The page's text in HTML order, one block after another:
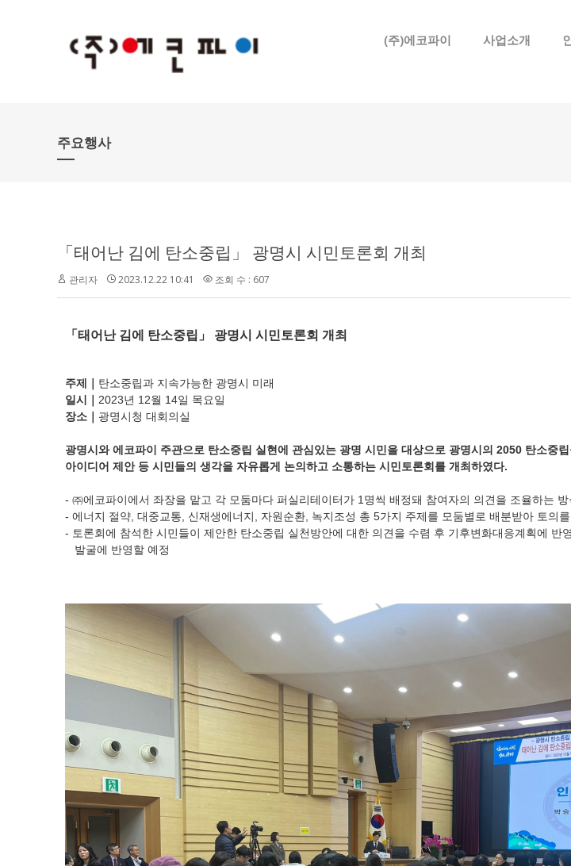
(주)에코파이 사업소개
주요행사
「태어난 김에 탄소중립」 광명시 시민토론회 개최
관리자 2023.12.22 10:41 조회 수 : 607
「태어난 김에 탄소중립」 광명시 시민토론회 개최
주제
탄소중립과 지속가능한 광명시 미래
일시
2023년 12월 14일 목요일
장소
광명시청 대회의실
광명시와 에코파이 주관으로 탄소중립 실현에 관심있는 광명 시민을 대상으로 광명시의 2050 탄소중
아이디어 제안 등 시민들의 생각을 자유롭게 논의하고 소통하는 시민토론회를 개최하였다.
- ㈜에코파이에서 좌장을 맡고 각 모둠마다 퍼실리테이터가 1 명씩 배정돼 참여자의 의견을 조율하는 방
- 에너지 절약 대중교통 신재생에너지 자원순환 녹지조성 총 5가지 주제를 모둠별로 배분받아 토의
- 토론회에 참석한 시민들이 제안한 탄소중립 실천방안에 대한 의견을 수렴 후 기후변화대응계획에 반
발굴에 반영할 예정